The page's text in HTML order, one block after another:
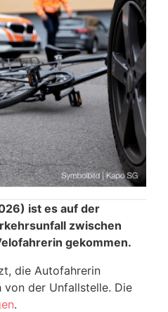
ist es auf der
zwischen
gekommen.
die Autofahrerin
von der Unfallstelle. Die
.